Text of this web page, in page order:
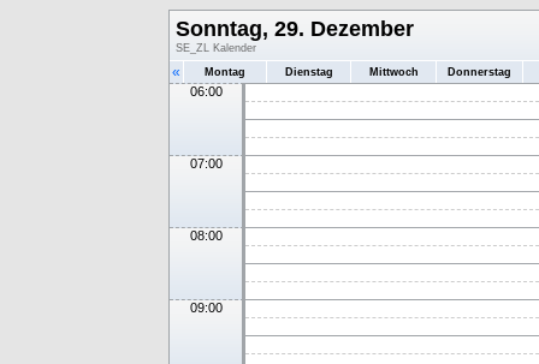
Sonntag, 29. Dezember
SE_ZL Kalender
« Montag Dienstag Mittwoch Donnerstag
06:00
07:00
08:00
09:00